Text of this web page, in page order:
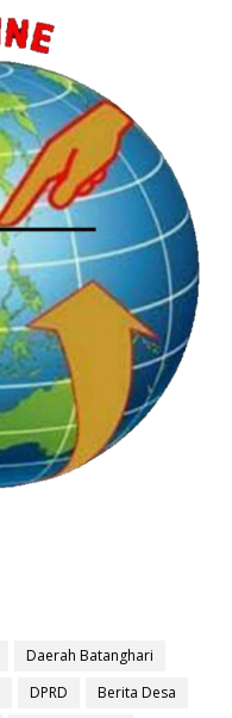
Daerah Batanghari
DPRD
Berita Desa